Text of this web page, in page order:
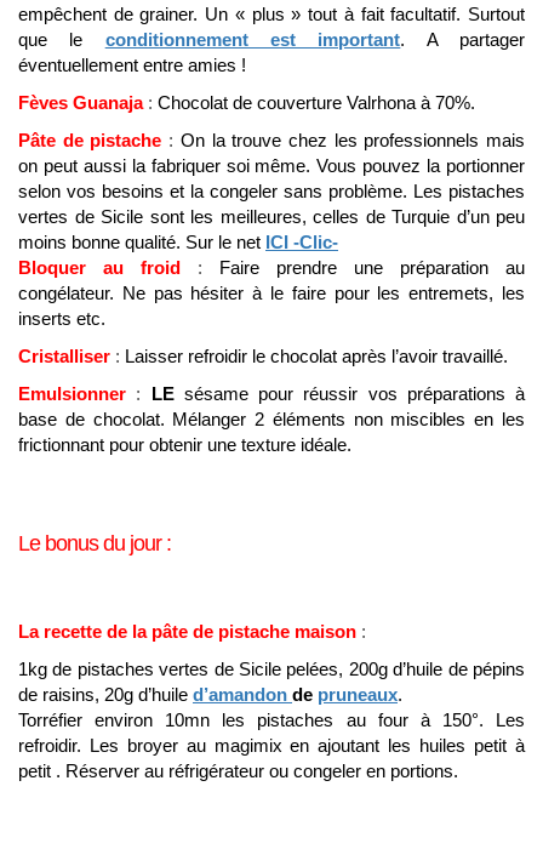
empêchent de grainer. Un « plus » tout à fait facultatif. Surtout
que le conditionnement est important. A partager
éventuellement entre amies !
Fèves Guanaja: Chocolat de couverture Valrhona à 70%.
Pâte de pistache : On la trouve chez les professionnels mais
on peut aussi la fabriquer soi même. Vous pouvez la portionner
selon vos besoins et la congeler sans problème. Les pistaches
vertes de Sicile sont les meilleures, celles de Turquie d’un peu
moins bonne qualité. Sur le net ICI -Clic-
Bloquer au froid : Faire prendre une préparation au
congélateur. Ne pas hésiter à le faire pour les entremets, les
inserts etc.
Cristalliser : Laisser refroidir le chocolat après l’avoir travaillé.
Emulsionner : LE sésame pour réussir vos préparations à
base de chocolat. Mélanger 2 éléments non miscibles en les
frictionnant pour obtenir une texture idéale.
Le bonus du jour :
La recette de la pâte de pistache maison :
1kg de pistaches vertes de Sicile pelées, 200g d’huile de pépins
de raisins, 20g d’huile d’amandon de pruneaux.
Torréfier environ 10mn les pistaches au four à 150°. Les
refroidir. Les broyer au magimix en ajoutant les huiles petit à
petit . Réserver au réfrigérateur ou congeler en portions.